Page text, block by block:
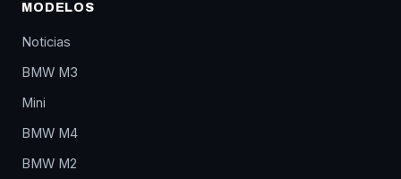
MODELOS
Noticias
BMW M3
Mini
BMW M4
BMW M2